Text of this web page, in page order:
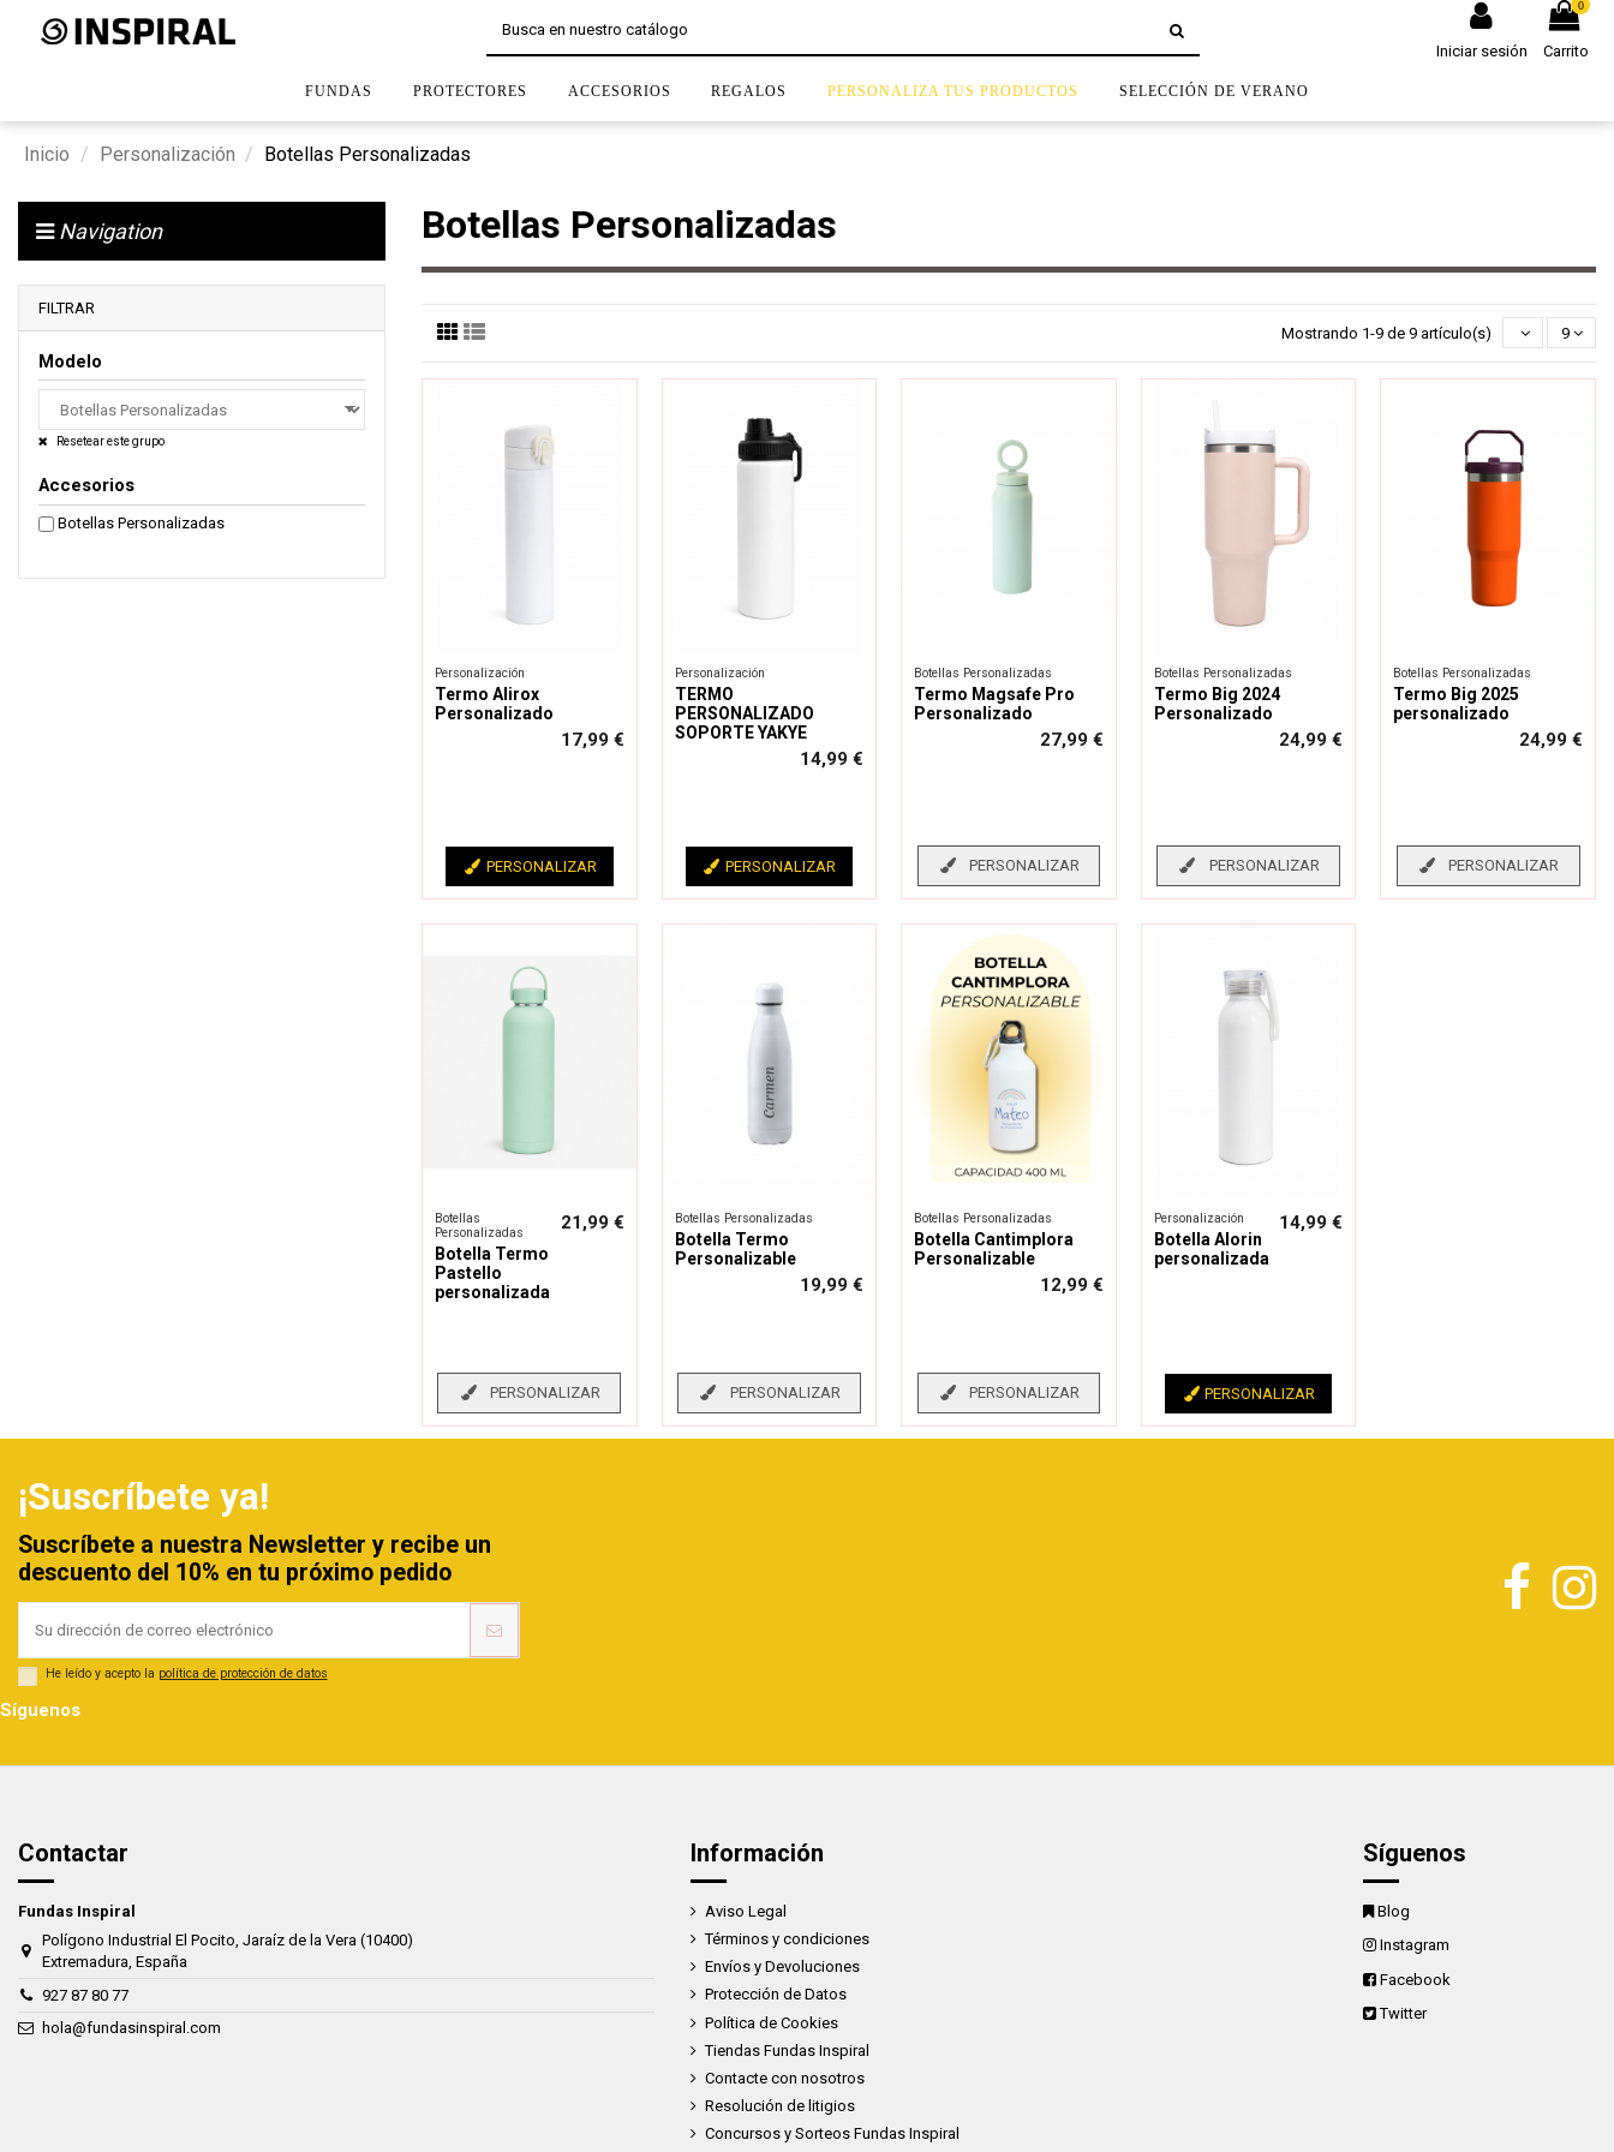
Iniciar sesión
0
Carrito
FUNDAS PROTECTORES ACCESORIOS REGALOS PERSONALIZA TUS PRODUCTOS SELECCIÓN DE VERANO
Inicio Personalización Botellas Personalizadas
Botellas Personalizadas
Mostrando 1-9 de 9 artículo(s) 9
Personalización
Termo Alirox
Personalizado
17,99 €
PERSONALIZAR
Personalización
TERMO
PERSONALIZADO
SOPORTE YAKYE
14,99 €
PERSONALIZAR
Botellas Personalizadas
Termo Magsafe Pro
Personalizado
27,99 €
PERSONALIZAR
Botellas Personalizadas
Termo Big 2024
Personalizado
24,99 €
PERSONALIZAR
Botellas Personalizadas
Termo Big 2025
personalizado
24,99 €
PERSONALIZAR
Botellas
Personalizadas
Botella Termo
Pastello
personalizada
21,99 €
PERSONALIZAR
Botellas Personalizadas
Botella Termo
Personalizable
19,99 €
PERSONALIZAR
Botellas Personalizadas
Botella Cantimplora
Personalizable
12,99 €
PERSONALIZAR
Personalización
Botella Alorin
personalizada
14,99 €
PERSONALIZAR
Navigation
FILTRAR
Modelo
Resetear este grupo
Accesorios
Botellas Personalizadas
¡Suscríbete ya!
Suscríbete a nuestra Newsletter y recibe un
descuento del 10% en tu próximo pedido
He leído y acepto la política de protección de datos
Síguenos
Contactar
Fundas Inspiral
Polígono Industrial El Pocito, Jaraíz de la Vera (10400)
Extremadura, España
927 87 80 77
hola@fundasinspiral.com
Información
Aviso Legal
Términos y condiciones
Envíos y Devoluciones
Protección de Datos
Política de Cookies
Tiendas Fundas Inspiral
Contacte con nosotros
Resolución de litigios
Concursos y Sorteos Fundas Inspiral
Síguenos
Blog
Instagram
Facebook
Twitter